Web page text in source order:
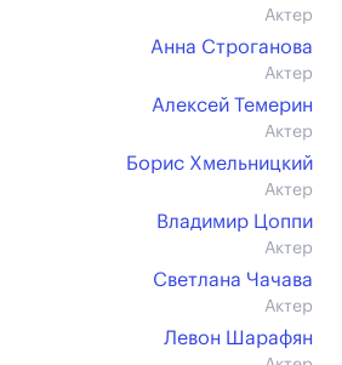
Актер
Анна Строганова
Актер
Алексей Темерин
Актер
Борис Хмельницкий
Актер
Владимир Цоппи
Актер
Светлана Чачава
Актер
Левон Шарафян